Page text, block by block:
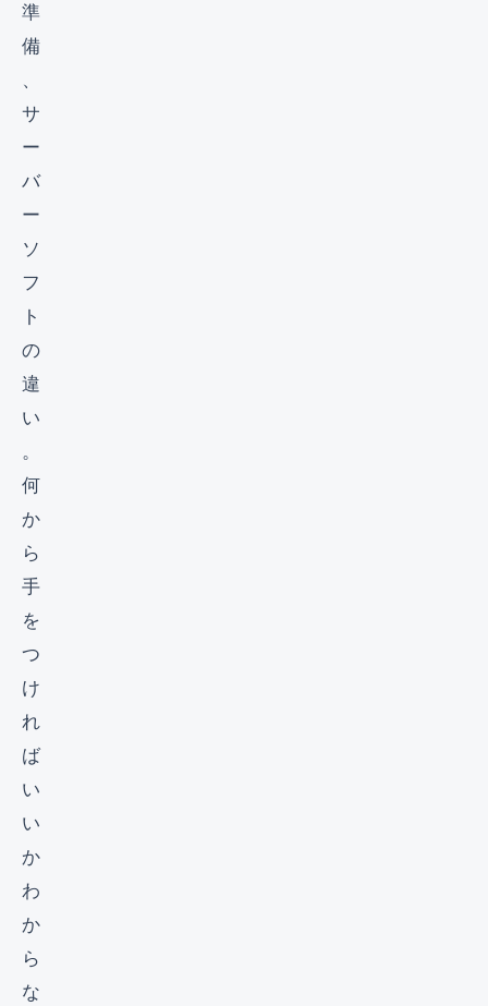
準
備
、
サ
ー
バ
ー
ソ
フ
ト
の
違
い
。
何
か
ら
手
を
つ
け
れ
ば
い
い
か
わ
か
ら
な